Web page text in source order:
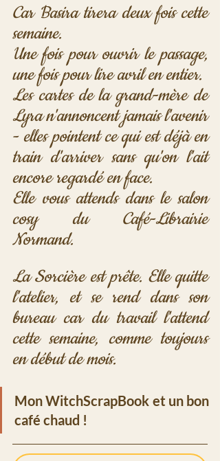
Car Basira tirera deux fois cette
semaine.
Une fois pour ouvrir le passage,
une fois pour lire avril en entier.
Les cartes de la grand-mère de
Lyra n'annoncent jamais l'avenir
- elles pointent ce qui est déjà en
train d'arriver sans qu'on l'ait
encore regardé en face.
Elle vous attends dans le salon
cosy du Café-Librairie
Normand.
La Sorcière est prête. Elle quitte
l'atelier, et se rend dans son
bureau car du travail l'attend
cette semaine, comme toujours
en début de mois.
Mon WitchScrapBook et un bon
café chaud !